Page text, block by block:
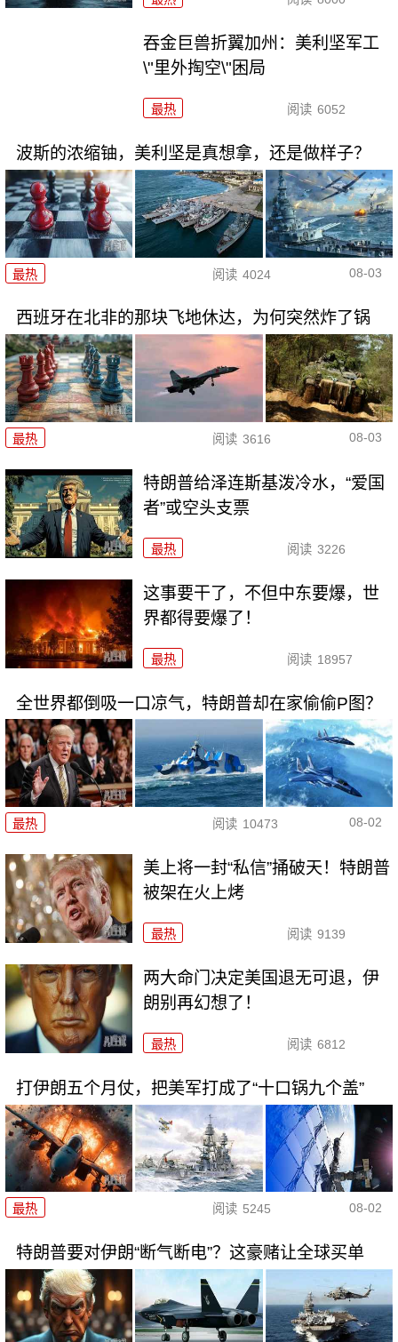
吞金巨兽折翼加州：美利坚军工
\"里外掏空\"困局
最热 阅读 6052
波斯的浓缩铀，美利坚是真想拿，还是做样子？
最热 阅读 4024 08-03
西班牙在北非的那块飞地休达，为何突然炸了锅
最热 阅读 3616 08-03
特朗普给泽连斯基泼冷水，“爱国
者”或空头支票
最热 阅读 3226
这事要干了，不但中东要爆，世
界都得要爆了！
最热 阅读 18957
全世界都倒吸一口凉气，特朗普却在家偷偷P图？
最热 阅读 10473 08-02
美上将一封“私信”捅破天！特朗普
被架在火上烤
最热 阅读 9139
两大命门决定美国退无可退，伊
朗别再幻想了！
最热 阅读 6812
打伊朗五个月仗，把美军打成了“十口锅九个盖”
最热 阅读 5245 08-02
特朗普要对伊朗“断气断电”？这豪赌让全球买单